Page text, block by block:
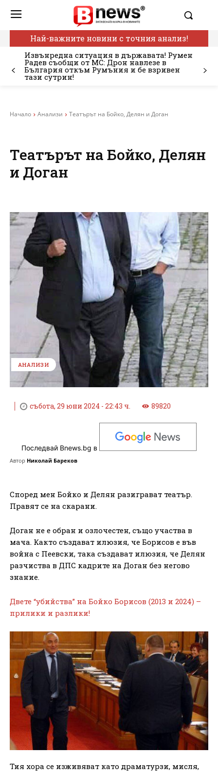
Най-важните новини с точния анализ!
Извънредна ситуация в държавата! Румен
Радев съобщи от МС: Дрон навлезе в
България откъм Румъния и бе взривен
тази сутрин!
Начало Анализи Театърът на Бойко, Делян и Доган
Театърът на Бойко, Делян
и Доган
АНАЛИЗИ
събота, 29 юни 2024 - 22:43 ч. 89820
Последвай Bnews.bg в
Автор Николай Бареков
Според мен Бойко и Делян разиграват театър.
Правят се на скарани.
Доган не е обран и озлочестен, също участва в
мача. Както създават илюзия, че Борисов е във
война с Пеевски, така създават илюзия, че Делян
разчиства в ДПС кадрите на Доган без негово
знание.
Двете “убийства” на Бойко Борисов (2013 и 2024) –
прилики и разлики!
Тия хора се изживяват като драматурзи, мисля,